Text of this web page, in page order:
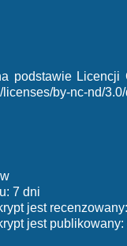
podstawie
by-nc-nd/3.0/
7 dni
jest
jest publikowany: